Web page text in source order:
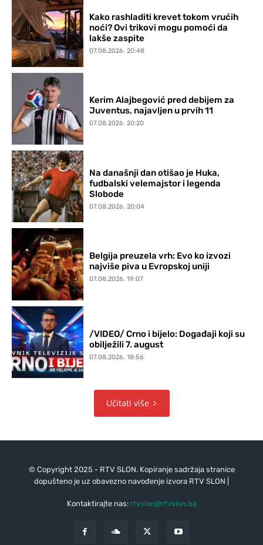
Kako rashladiti krevet tokom vrućih
noći? Ovi trikovi mogu pomoći da
lakše zaspite
07.08.2026. 20:48
Kerim Alajbegović pred debijem za
Juventus, najavljen u prvih 11
07.08.2026. 20:20
Na današnji dan otišao je Huka,
fudbalski velemajstor i legenda
Slobode
07.08.2026. 20:04
Belgija preuzela vrh: Evo ko izvozi
najviše piva u Evropskoj uniji
07.08.2026. 19:07
/VIDEO/ Crno i bijelo: Događaji koji su
obilježili 7. august
07.08.2026. 18:56
Učitati više
© Copyright 2025 - RTV SLON. Kopiranje sadržaja stranice
dopušteno je uz obavezno navođenje izvora RTV SLON |
Kontaktirajte nas: rtvslon@rtvslon.ba